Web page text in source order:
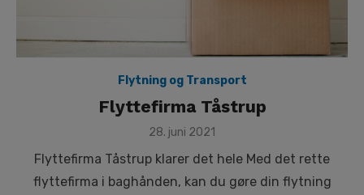
Flytning og Transport
Flyttefirma Tåstrup
Posted
28. juni 2021
Flyttefirma Tåstrup klarer det hele Med det rette
flyttefirma i baghånden, kan du gøre din flytning